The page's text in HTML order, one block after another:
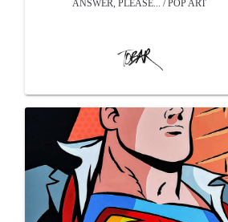
ANSWER, PLEASE... / POP ART